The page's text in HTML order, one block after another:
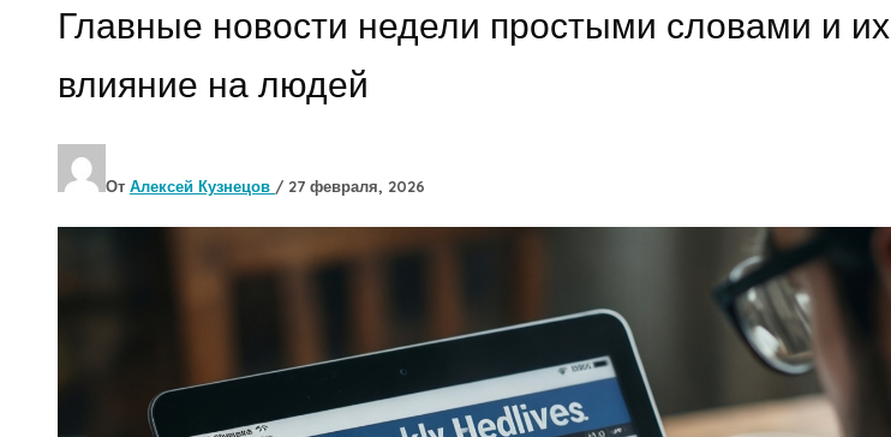
Главные новости недели простыми словами и их
влияние на людей
От Алексей Кузнецов / 27 февраля, 2026